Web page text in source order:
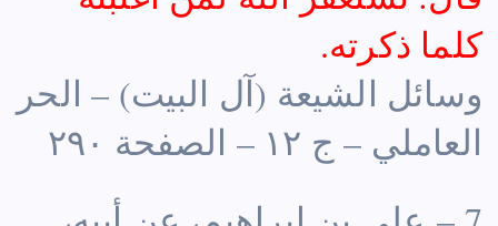
كلما ذكرته.
وسائل الشيعة (آل البيت) – الحر
العاملي – ج ١٢ – الصفحة ٢٩٠